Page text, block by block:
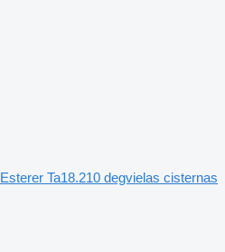
Esterer Ta18.210 degvielas cisternas